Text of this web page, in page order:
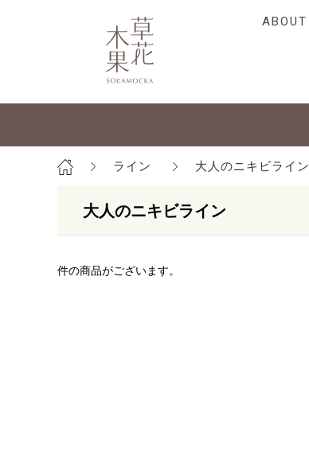
ABOUT
ライン 大人のニキビライン
大人のニキビライン
件の商品がございます。